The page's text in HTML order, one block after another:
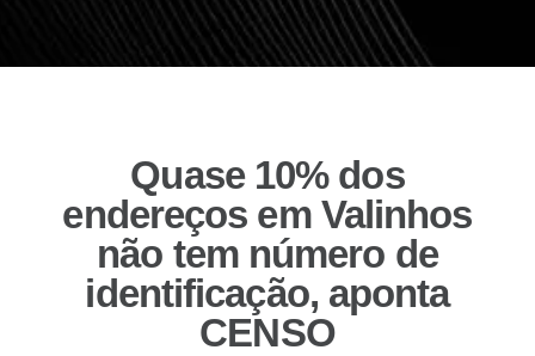
Quase 10% dos
endereços em Valinhos
não tem número de
identificação, aponta
CENSO